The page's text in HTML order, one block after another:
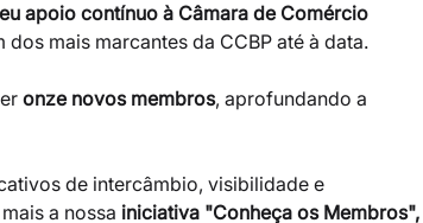
apoio contínuo à Câmara de Comércio
mais marcantes da CCBP até à data.
onze novos membros, aprofundando a
de intercâmbio, visibilidade e
a nossa iniciativa "Conheça os Membros",